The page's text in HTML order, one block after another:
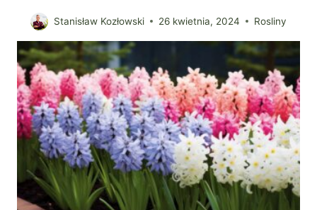
Stanisław Kozłowski 26 kwietnia, 2024 Rosliny